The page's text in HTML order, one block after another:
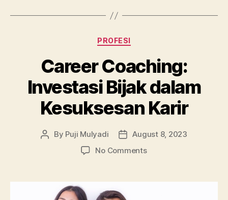
Categories
PROFESI
Career Coaching:
Investasi Bijak dalam
Kesuksesan Karir
Post
By Puji Mulyadi
PostAugust 8, 2023
No Commentson
Investasi